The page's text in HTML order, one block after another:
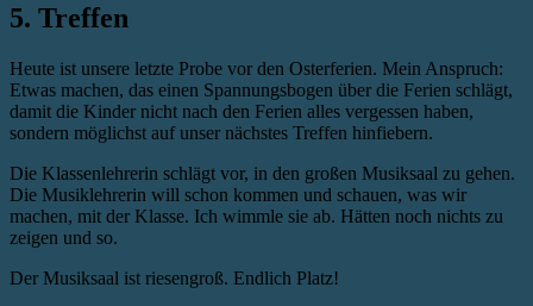
5. Treffen
Heute ist unsere letzte Probe vor den Osterferien. Mein Anspruch:
Etwas machen, das einen Spannungsbogen über die Ferien schlägt,
damit die Kinder nicht nach den Ferien alles vergessen haben,
sondern möglichst auf unser nächstes Treffen hinfiebern.
Die Klassenlehrerin schlägt vor, in den großen Musiksaal zu gehen.
Die Musiklehrerin will schon kommen und schauen, was wir
machen, mit der Klasse. Ich wimmle sie ab. Hätten noch nichts zu
zeigen und so.
Der Musiksaal ist riesengroß. Endlich Platz!